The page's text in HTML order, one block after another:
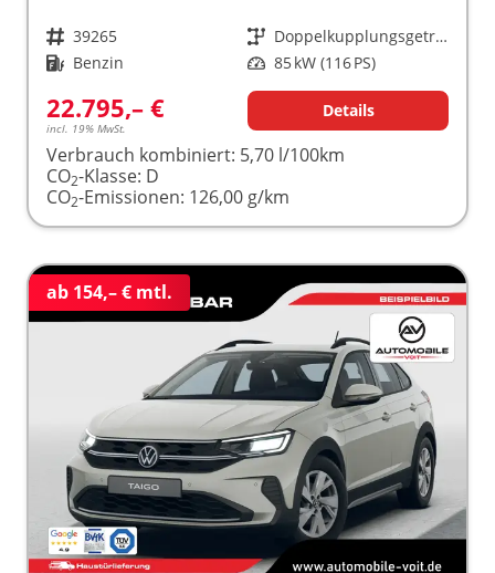
Fahrzeugnr. 39265 Getriebe
Doppelkupplungsgetriebe (DSG)
Kraftstoff Benzin Leistung 85 kW (116 PS)
22.795,– €
incl. 19% MwSt.
Details
Verbrauch kombiniert: 5,70 l/100km
CO2-Klasse: D
CO2-Emissionen: 126,00 g/km
ab 154,– € mtl.